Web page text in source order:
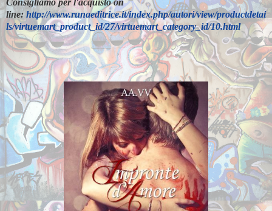
line: http://www.runaeditrice.it/index.php/autori/view/productdetai
ls/virtuemart_product_id/27/virtuemart_category_id/10.html